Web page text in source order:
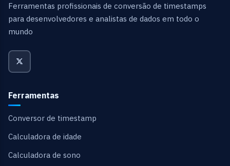
Ferramentas profissionais de conversão de timestamps
para desenvolvedores e analistas de dados em todo o
mundo
Ferramentas
Conversor de timestamp
Calculadora de idade
Calculadora de sono